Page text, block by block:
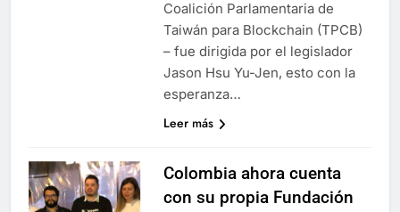
Coalición Parlamentaria de
Taiwán para Blockchain (TPCB)
– fue dirigida por el legislador
Jason Hsu Yu-Jen, esto con la
esperanza…
Leer más
Colombia ahora cuenta
con su propia Fundación